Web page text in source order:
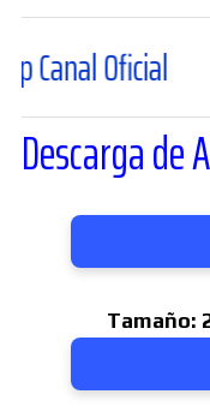
Oficial
Descarga de
Tamaño: